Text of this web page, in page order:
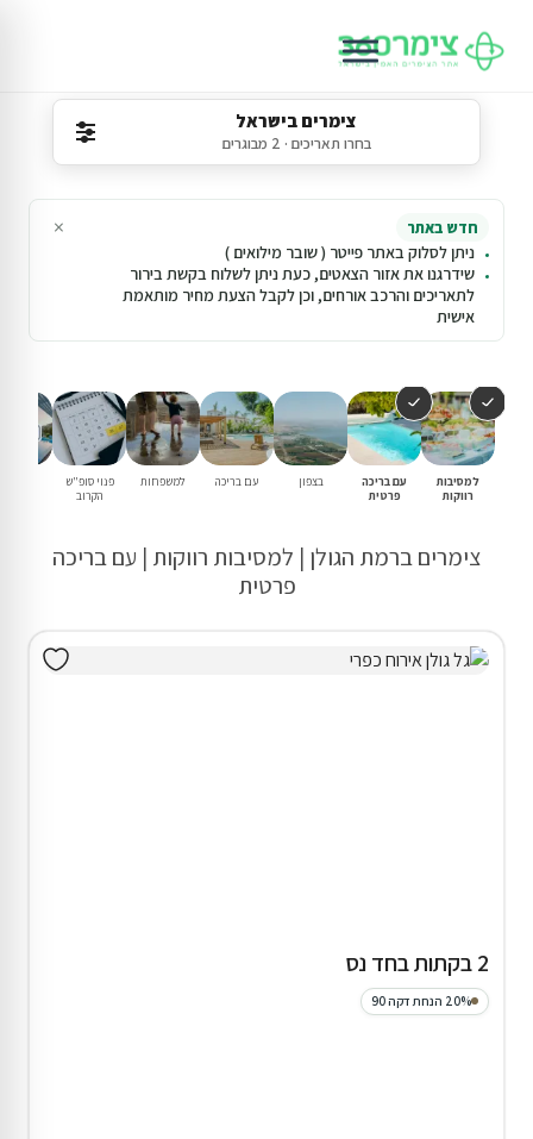
צימרים בישראל
בחרו תאריכים · 2 מבוגרים
חדש באתר
ניתן לסלוק באתר פייטר ( שובר מילואים )
שידרגנו את אזור הצאטים, כעת ניתן לשלוח בקשת בירור
לתאריכים והרכב אורחים, וכן לקבל הצעת מחיר מותאמת
אישית
×
למסיבות
רווקות
עם בריכה
פרטית
בצפון עם בריכה למשפחות
פנוי סופ"ש
הקרוב
צימרים ברמת הגולן | למסיבות רווקות | עם בריכה
פרטית
2 בקתות בחד נס
20% הנחת דקה 90